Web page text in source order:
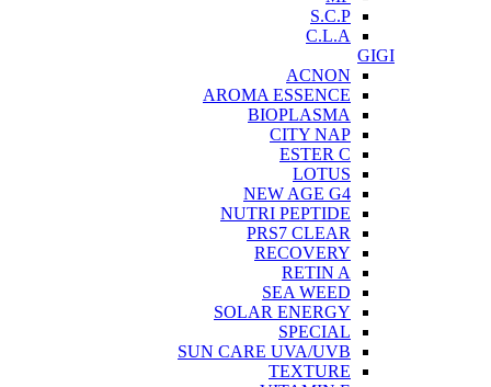
S.C.P
C.L.A
GIGI
ACNON
AROMA ESSENCE
BIOPLASMA
CITY NAP
ESTER C
LOTUS
NEW AGE G4
NUTRI PEPTIDE
PRS7 CLEAR
RECOVERY
RETIN A
SEA WEED
SOLAR ENERGY
SPECIAL
SUN CARE UVA/UVB
TEXTURE